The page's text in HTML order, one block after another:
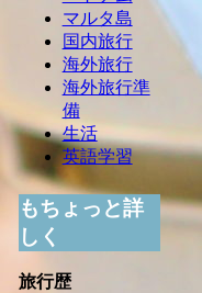
マルタ島
国内旅行
海外旅行
海外旅行準
備
生活
英語学習
もちょっと詳
しく
旅行歴